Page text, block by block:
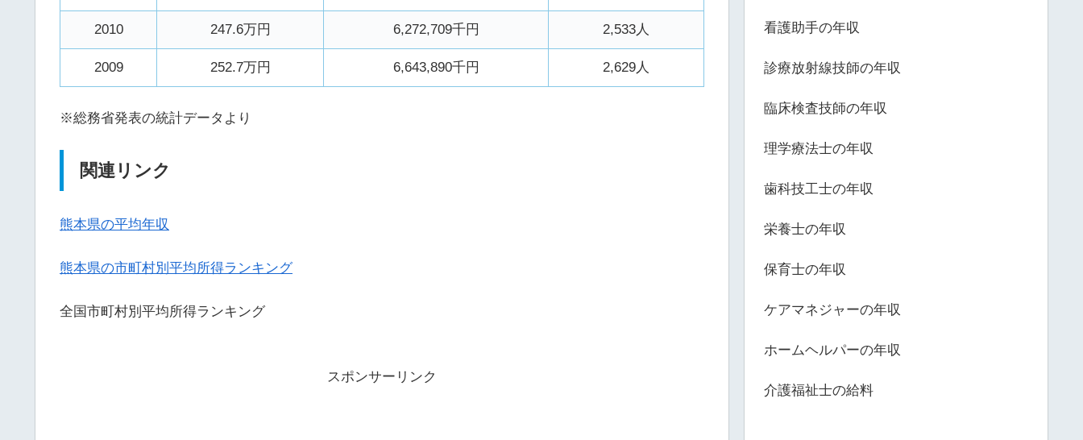
2010 247.6万円 6,272,709千円 2,533人
2009 252.7万円 6,643,890千円 2,629人
※総務省発表の統計データより
関連リンク
熊本県の平均年収
熊本県の市町村別平均所得ランキング
全国市町村別平均所得ランキング
スポンサーリンク
看護助手の年収
診療放射線技師の年収
臨床検査技師の年収
理学療法士の年収
歯科技工士の年収
栄養士の年収
保育士の年収
ケアマネジャーの年収
ホームヘルパーの年収
介護福祉士の給料